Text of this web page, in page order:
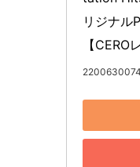
リジナル
【CERO